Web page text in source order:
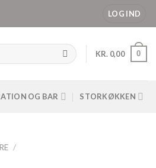
LOG IND
KR. 0,00 0
OG BAR STORKØKKEN
/